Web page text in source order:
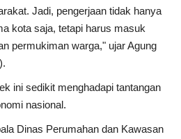
Jadi, pengerjaan tidak hanya
kota saja, tetapi harus masuk
permukiman warga," ujar Agung
ini sedikit menghadapi tantangan
nasional.
Dinas Perumahan dan Kawasan